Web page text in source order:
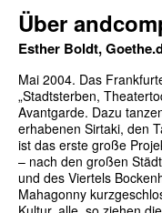
Über
Esther Boldt,
Mai 2004. Das
„Stadtsterben,
Avantgarde. Dazu
erhabenen Sirtaki, den
ist das erste große
– nach den großen
und des Viertels
Mahagonny